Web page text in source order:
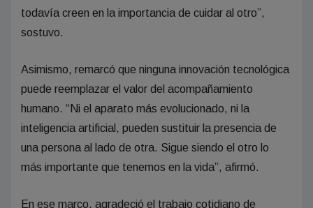
todavía creen en la importancia de cuidar al otro”,
sostuvo.
Asimismo, remarcó que ninguna innovación tecnológica
puede reemplazar el valor del acompañamiento
humano. “Ni el aparato más evolucionado, ni la
inteligencia artificial, pueden sustituir la presencia de
una persona al lado de otra. Sigue siendo el otro lo
más importante que tenemos en la vida”, afirmó.
En ese marco, agradeció el trabajo cotidiano de